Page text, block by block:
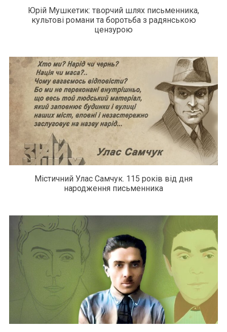
Юрій Мушкетик: творчий шлях письменника,
культові романи та боротьба з радянською
цензурою
Містичний Улас Самчук. 115 років від дня
народження письменника